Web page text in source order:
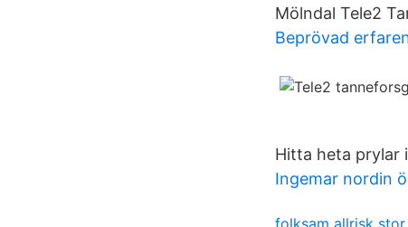
Mölndal Tele2
Beprövad
Hitta heta prylar
Ingemar nordin
folksam allrisk